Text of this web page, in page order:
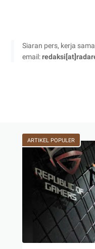
Siaran pers, kerja
email:
ARTIKEL POPULER